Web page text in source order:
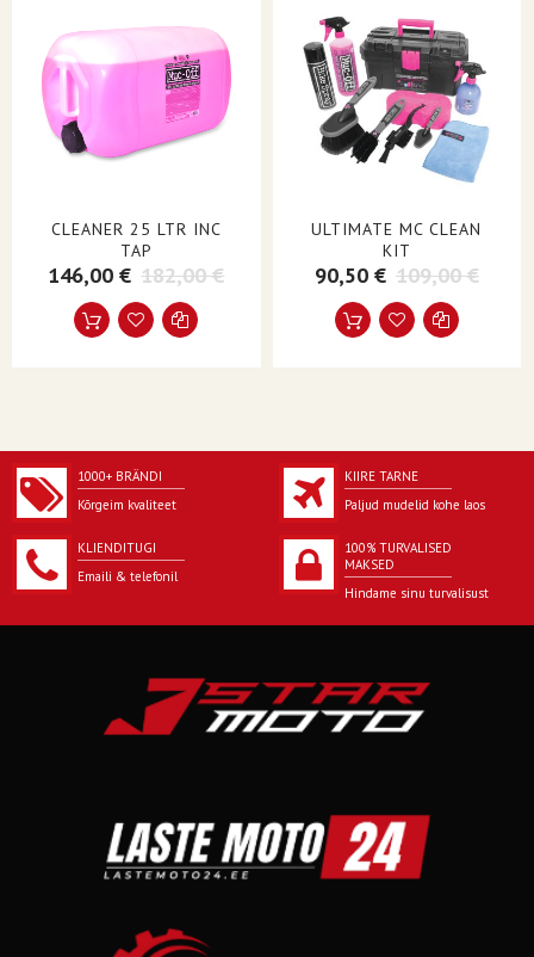
CLEANER 25 LTR INC
TAP
146,00 € 182,00 €
ULTIMATE MC CLEAN
KIT
90,50 € 109,00 €
1000+ BRÄNDI
Kõrgeim kvaliteet
KIIRE TARNE
Paljud mudelid kohe laos
KLIENDITUGI
Emaili & telefonil
100% TURVALISED
MAKSED
Hindame sinu turvalisust